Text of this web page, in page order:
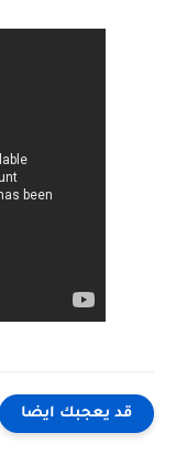
قد يعجبك ايضا